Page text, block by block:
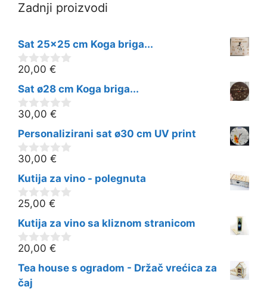
Zadnji proizvodi
Sat 25x25 cm Koga briga...
0
o
d
5
20,00 €
Sat ø28 cm Koga briga...
0
o
d
5
30,00 €
Personalizirani sat ø30 cm UV print
0
o
d
5
30,00 €
Kutija za vino - polegnuta
0
o
d
5
25,00 €
Kutija za vino sa kliznom stranicom
0
o
d
5
20,00 €
Tea house s ogradom - Držač vrećica za
čaj